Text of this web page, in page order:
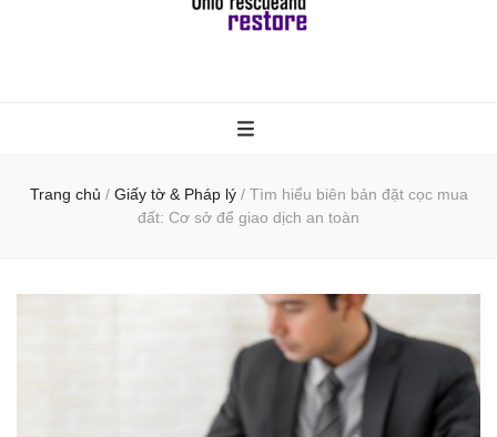
Trang chủ / Giấy tờ & Pháp lý / Tìm hiểu biên bản đặt cọc mua
đất: Cơ sở để giao dịch an toàn